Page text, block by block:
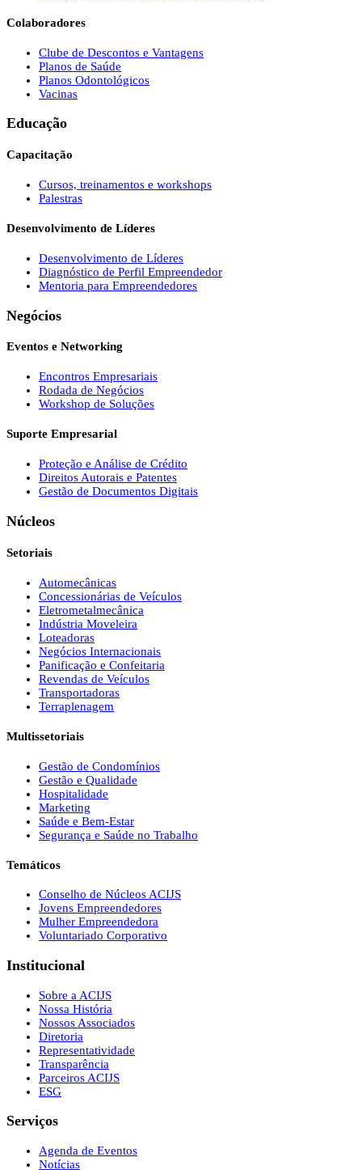
Colaboradores
Clube de Descontos e Vantagens
Planos de Saúde
Planos Odontológicos
Vacinas
Educação
Capacitação
Cursos, treinamentos e workshops
Palestras
Desenvolvimento de Líderes
Desenvolvimento de Líderes
Diagnóstico de Perfil Empreendedor
Mentoria para Empreendedores
Negócios
Eventos e Networking
Encontros Empresariais
Rodada de Negócios
Workshop de Soluções
Suporte Empresarial
Proteção e Análise de Crédito
Direitos Autorais e Patentes
Gestão de Documentos Digitais
Núcleos
Setoriais
Automecânicas
Concessionárias de Veículos
Eletrometalmecânica
Indústria Moveleira
Loteadoras
Negócios Internacionais
Panificação e Confeitaria
Revendas de Veículos
Transportadoras
Terraplenagem
Multissetoriais
Gestão de Condomínios
Gestão e Qualidade
Hospitalidade
Marketing
Saúde e Bem-Estar
Segurança e Saúde no Trabalho
Temáticos
Conselho de Núcleos ACIJS
Jovens Empreendedores
Mulher Empreendedora
Voluntariado Corporativo
Institucional
Sobre a ACIJS
Nossa História
Nossos Associados
Diretoria
Representatividade
Transparência
Parceiros ACIJS
ESG
Serviços
Agenda de Eventos
Notícias